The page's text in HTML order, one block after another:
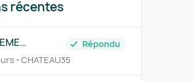
récentes
Répondu
CHATEAU35